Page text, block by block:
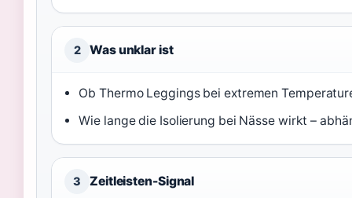
2 Was unklar ist
Ob Thermo Leggings bei extremen
Wie lange die Isolierung bei Nässe wirkt –
3 Zeitleisten-Signal